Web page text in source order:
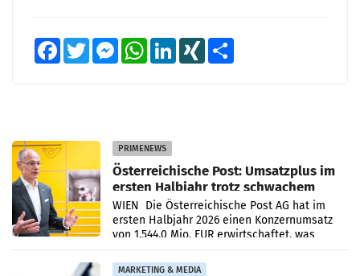
FacebookTwitter MessengerWhatsAppLinkedInXING
PRIMENEWS
Österreichische Post: Umsatzplus im
ersten Halbjahr trotz schwachem
Briefgeschäft
WIEN Die Österreichische Post AG hat im
ersten Halbjahr 2026 einen Konzernumsatz
von 1.544,0 Mio. EUR erwirtschaftet, was
einem Plus von 3,8 Prozent gegenüber dem
Vergleichszeitraum
MARKETING & MEDIA